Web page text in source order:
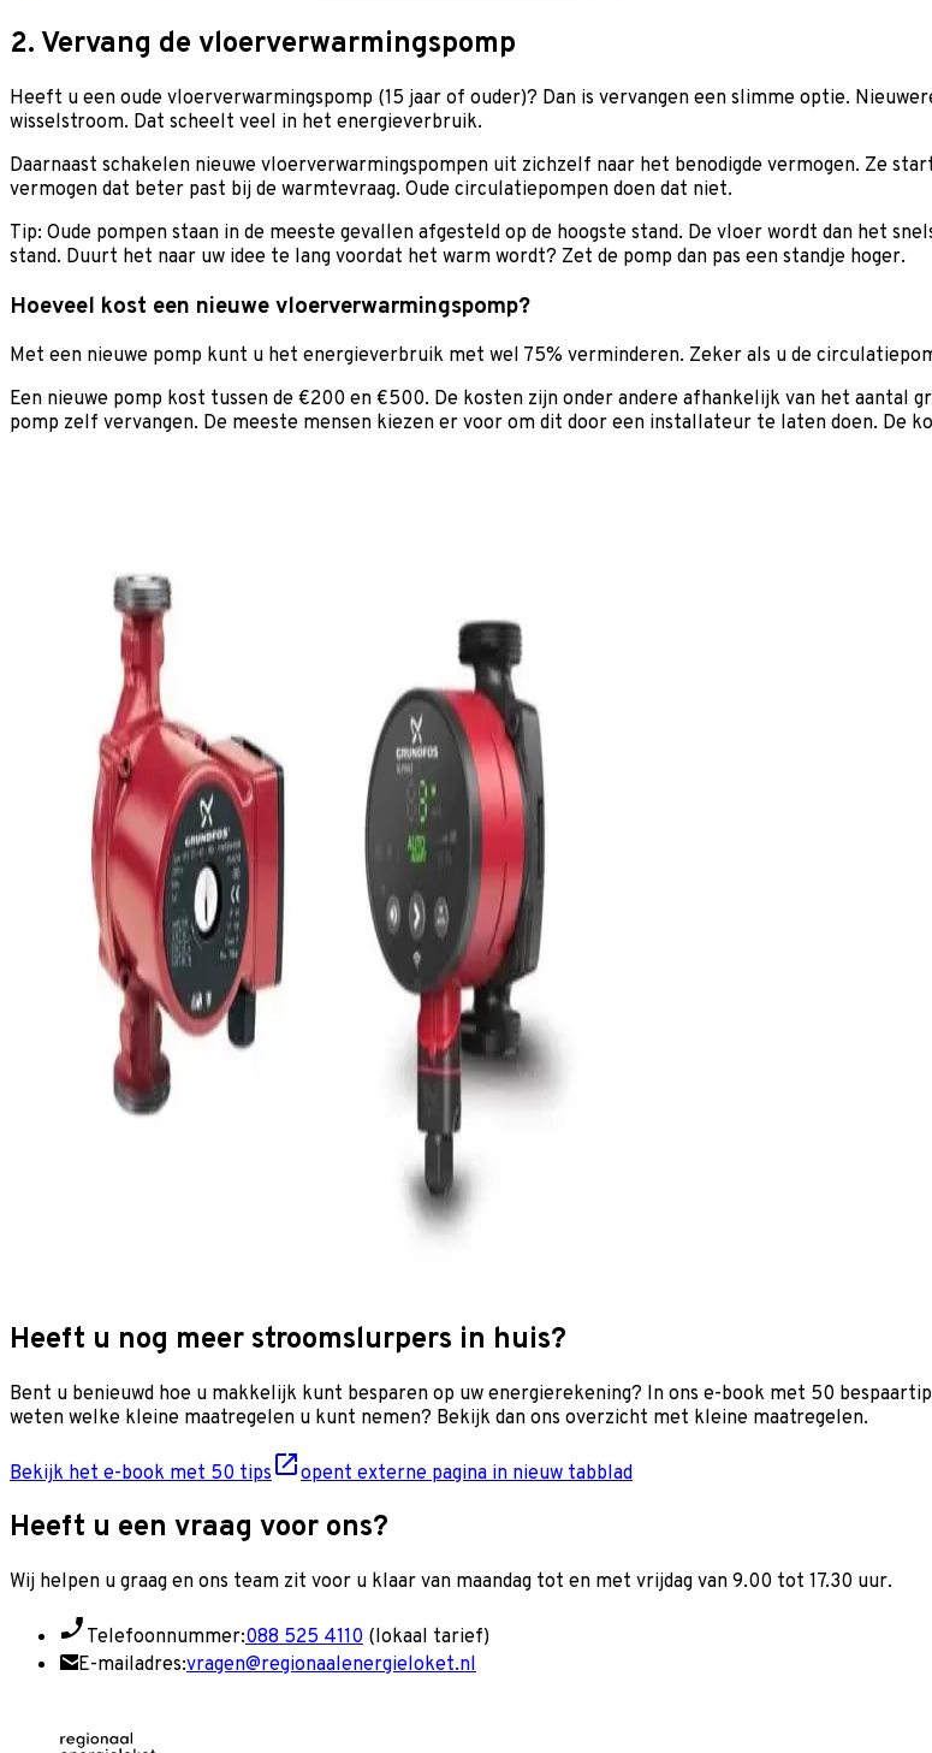
2. Vervang de vloerverwarmingspomp
Heeft u een oude vloerverwarmingspomp (15 jaar of ouder)? Dan is vervangen een slimme optie.
wisselstroom. Dat scheelt veel in het energieverbruik.
Daarnaast schakelen nieuwe vloerverwarmingspompen uit zichzelf naar het benodigde vermogen. Ze
vermogen dat beter past bij de warmtevraag. Oude circulatiepompen doen dat niet.
Tip: Oude pompen staan in de meeste gevallen afgesteld op de hoogste stand. De vloer wordt dan het
stand. Duurt het naar uw idee te lang voordat het warm wordt? Zet de pomp dan pas een standje hoger.
Hoeveel kost een nieuwe vloerverwarmingspomp?
Met een nieuwe pomp kunt u het energieverbruik met wel 75% verminderen. Zeker als u de
Een nieuwe pomp kost tussen de €200 en €500. De kosten zijn onder andere afhankelijk van het aantal
pomp zelf vervangen. De meeste mensen kiezen er voor om dit door een installateur te laten doen. De
Heeft u nog meer stroomslurpers in huis?
Bent u benieuwd hoe u makkelijk kunt besparen op uw energierekening? In ons e-book met 50
weten welke kleine maatregelen u kunt nemen? Bekijk dan ons overzicht met kleine maatregelen.
Bekijk het e-book met 50 tips opent externe pagina in nieuw tabblad
Heeft u een vraag voor ons?
Wij helpen u graag en ons team zit voor u klaar van maandag tot en met vrijdag van 9.00 tot 17.30 uur.
Telefoonnummer:088 525 4110 (lokaal tarief)
E-mailadres:vragen@regionaalenergieloket.nl